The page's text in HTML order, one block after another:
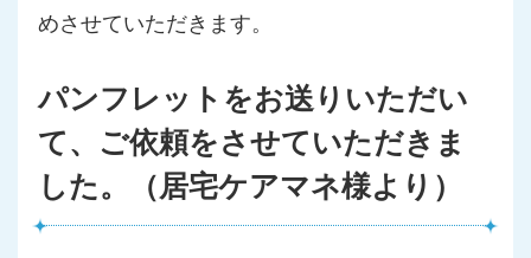
めさせていただきます。
パンフレットをお送りいただい
て、ご依頼をさせていただきま
した。（居宅ケアマネ様より）